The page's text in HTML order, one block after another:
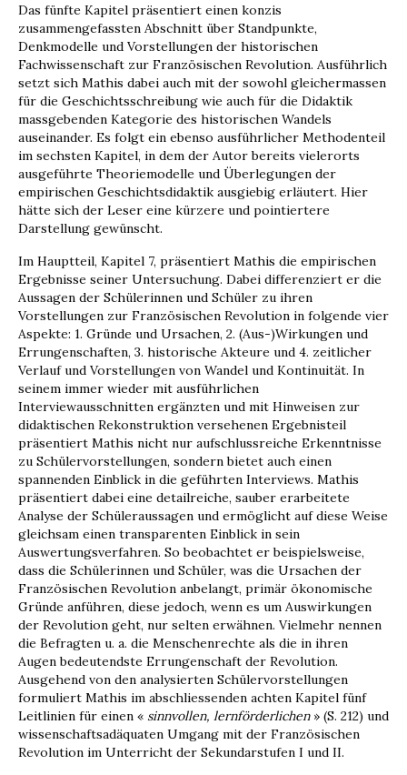
Das fünfte Kapitel präsentiert einen konzis
zusammengefassten Abschnitt über Standpunkte,
Denkmodelle und Vorstellungen der historischen
Fachwissenschaft zur Französischen Revolution. Ausführlich
setzt sich Mathis dabei auch mit der sowohl gleichermassen
für die Geschichtsschrei­bung wie auch für die Didaktik
massgebenden Kategorie des historischen Wandels
auseinander. Es folgt ein ebenso ausführlicher Methodenteil
im sechsten Kapitel, in dem der Autor bereits vieler­orts
ausgeführte Theoriemodelle und Überlegun­gen der
empirischen Geschichtsdidaktik ausgiebig erläutert. Hier
hätte sich der Leser eine kürzere und pointiertere
Darstellung gewünscht.
Im Hauptteil, Kapitel 7, präsentiert Mathis die empirischen
Ergebnisse seiner Untersuchung. Dabei differenziert er die
Aussagen der Schülerin­nen und Schüler zu ihren
Vorstellungen zur Fran­zösischen Revolution in folgende vier
Aspekte: 1. Gründe und Ursachen, 2. (Aus-)Wirkungen und
Errungenschaften, 3. historische Akteure und 4. zeitlicher
Verlauf und Vorstellungen von Wandel und Kontinuität. In
seinem immer wieder mit aus­führlichen
Interviewausschnitten ergänzten und mit Hinweisen zur
didaktischen Rekonstruktion versehenen Ergebnisteil
präsentiert Mathis nicht nur aufschlussreiche Erkenntnisse
zu Schülervor­stellungen, sondern bietet auch einen
spannenden Einblick in die geführten Interviews. Mathis
prä­sentiert dabei eine detailreiche, sauber erarbeitete
Analyse der Schüleraussagen und ermöglicht auf diese Weise
gleichsam einen transparenten Ein­blick in sein
Auswertungsverfahren. So beobach­tet er beispielsweise,
dass die Schülerinnen und Schüler, was die Ursachen der
Französischen Revo­lution anbelangt, primär ökonomische
Gründe anführen, diese jedoch, wenn es um Auswirkun­gen
der Revolution geht, nur selten erwähnen. Vielmehr nennen
die Befragten u. a. die Men­schenrechte als die in ihren
Augen bedeutendste Errungenschaft der Revolution.
Ausgehend von den analysierten Schülervorstellungen
formuliert Mathis im abschliessenden achten Kapitel fünf
Leitlinien für einen « sinnvollen, lernförderlichen » (S. 212) und
wissenschaftsadäquaten Umgang mit der Französischen
Revolution im Unterricht der Sekundarstufen I und II.